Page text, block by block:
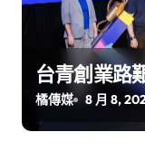
台青創業路
橘傳媒 8 月 8,